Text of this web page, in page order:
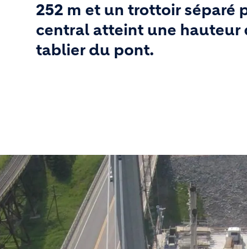
252 m et un trottoir séparé
central atteint une hauteur
tablier du pont.